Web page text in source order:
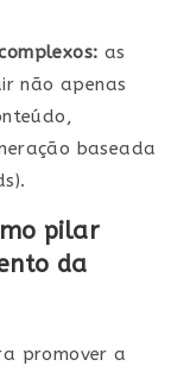
as
não apenas
baseada
pilar
da
promover a